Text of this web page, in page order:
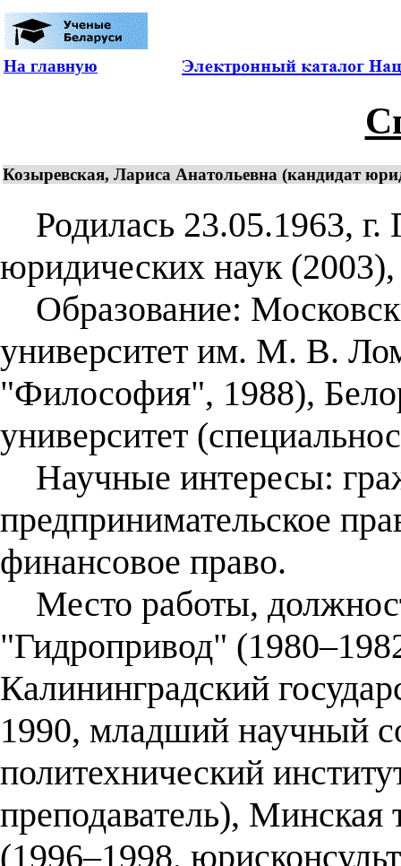
На главную
Козыревская, Лариса Анатольевна (кандидат
Родилась 23.05.1963,
юридических наук
Образование:
университет им. М. В.
"Философия", 1988),
университет
Научные интересы:
предпринимательское
финансовое право.
Место работы,
"Гидропривод"
Калининградский
1990, младший научный
политехнический
преподаватель), Минская
(1996–1998,